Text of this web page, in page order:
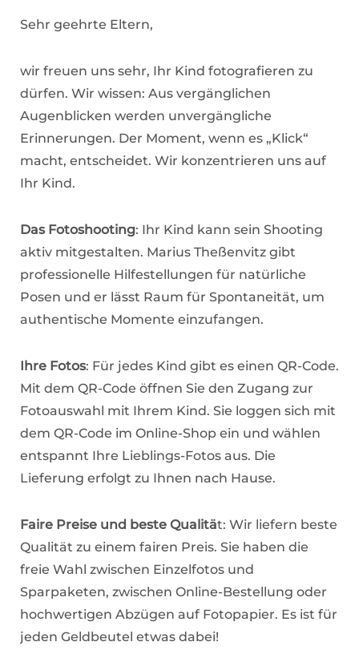
Sehr geehrte Eltern,
wir freuen uns sehr, Ihr Kind fotografieren zu
dürfen. Wir wissen: Aus vergänglichen
Augenblicken werden unvergängliche
Erinnerungen. Der Moment, wenn es „Klick“
macht, entscheidet. Wir konzentrieren uns auf
Ihr Kind.
Das Fotoshooting: Ihr Kind kann sein Shooting
aktiv mitgestalten. Marius Theßenvitz gibt
professionelle Hilfestellungen für natürliche
Posen und er lässt Raum für Spontaneität, um
authentische Momente einzufangen.
Ihre Fotos: Für jedes Kind gibt es einen QR-Code.
Mit dem QR-Code öffnen Sie den Zugang zur
Fotoauswahl mit Ihrem Kind. Sie loggen sich mit
dem QR-Code im Online-Shop ein und wählen
entspannt Ihre Lieblings-Fotos aus. Die
Lieferung erfolgt zu Ihnen nach Hause.
Faire Preise und beste Qualität: Wir liefern beste
Qualität zu einem fairen Preis. Sie haben die
freie Wahl zwischen Einzelfotos und
Sparpaketen, zwischen Online-Bestellung oder
hochwertigen Abzügen auf Fotopapier. Es ist für
jeden Geldbeutel etwas dabei!